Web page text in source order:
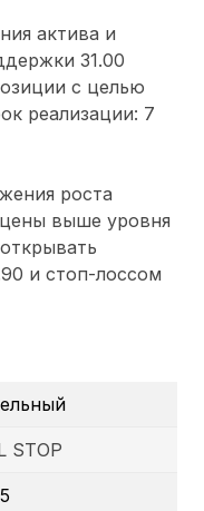
актива и
31.00
с целью
реализации: 7
роста
выше уровня
и стоп-лоссом
STOP